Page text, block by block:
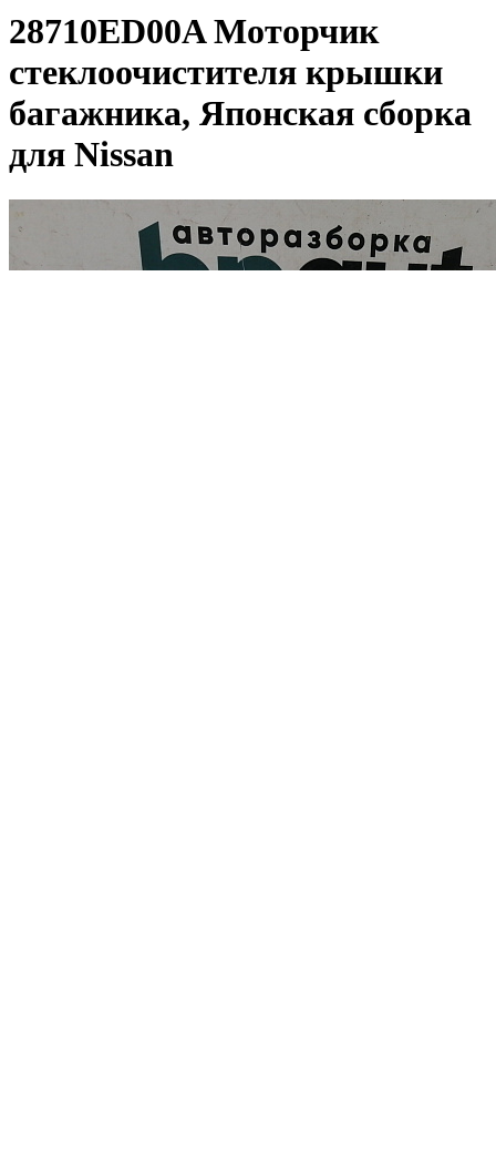
28710ED00A Моторчик
стеклоочистителя крышки
багажника, Японская сборка
для Nissan